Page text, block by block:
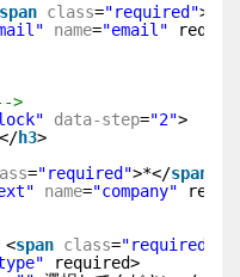
span class="required">*</
name="email"
>
data-step="2">
</h3>
="required">*</span
name="company"
<span class="required"
required>